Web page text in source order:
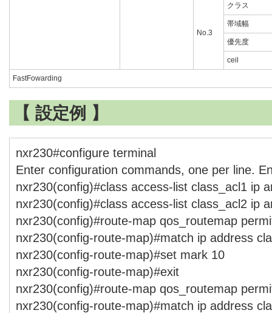
No.3
クラス
帯域幅
優先度
ceil
FastFowarding
【 設定例 】
nxr230#configure terminal
Enter configuration commands, one per line.
nxr230(config)#class access-list class_acl1 ip
nxr230(config)#class access-list class_acl2 ip
nxr230(config)#route-map qos_routemap
nxr230(config-route-map)#match ip address
nxr230(config-route-map)#set mark 10
nxr230(config-route-map)#exit
nxr230(config)#route-map qos_routemap
nxr230(config-route-map)#match ip address